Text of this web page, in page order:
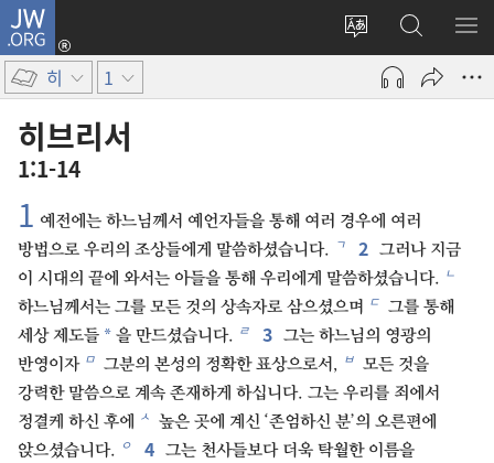
JW.ORG
사이트
언어
변경
로그인
(새로운
열기)
JW.ORG
검색
메
히 1
히브리서
1:1-14
1 예전에는 하느님께서 예언자들을 통해 여러 경우에 여러
방법으로 우리의 조상들에게 말씀하셨습니다. ㄱ 2 그러나 지금
이 시대의 끝에 와서는 아들을 통해 우리에게 말씀하셨습니다. ㄴ
하느님께서는 그를 모든 것의 상속자로 삼으셨으며 ㄷ 그를 통해
세상 제도들 * 을 만드셨습니다. ㄹ 3 그는 하느님의 영광의
반영이자 ㅁ 그분의 본성의 정확한 표상으로서, ㅂ 모든 것을
강력한 말씀으로 계속 존재하게 하십니다. 그는 우리를 죄에서
정결케 하신 후에
ㅅ 높은 곳에 계신 ‘존엄하신 분’의 오른편에
앉으셨습니다. ㅇ 4 그는 천사들보다 더욱 탁월한 이름을